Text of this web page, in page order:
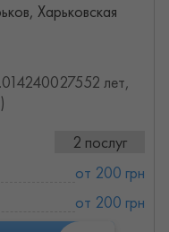
Харьковская
лет,
2 послуг
от 200 грн
от 200 грн